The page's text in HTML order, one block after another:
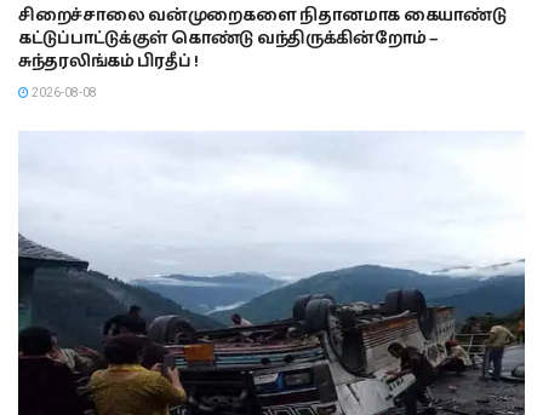
சிறைச்சாலை வன்முறைகளை நிதானமாக கையாண்டு
கட்டுப்பாட்டுக்குள் கொண்டு வந்திருக்கின்றோம் –
சுந்தரலிங்கம் பிரதீப் !
2026-08-08